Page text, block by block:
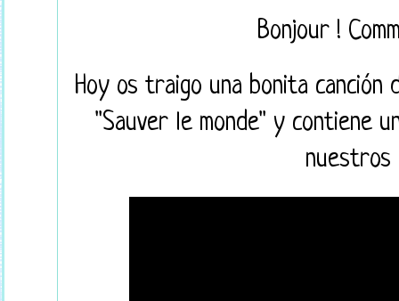
Bonjour !
Hoy os traigo una bonita canción
"Sauver le monde" y contiene
nuestros